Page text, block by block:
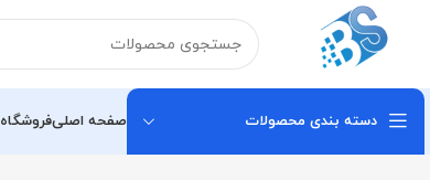
دسته بندی محصولات صفحه اصلیفروشگاه